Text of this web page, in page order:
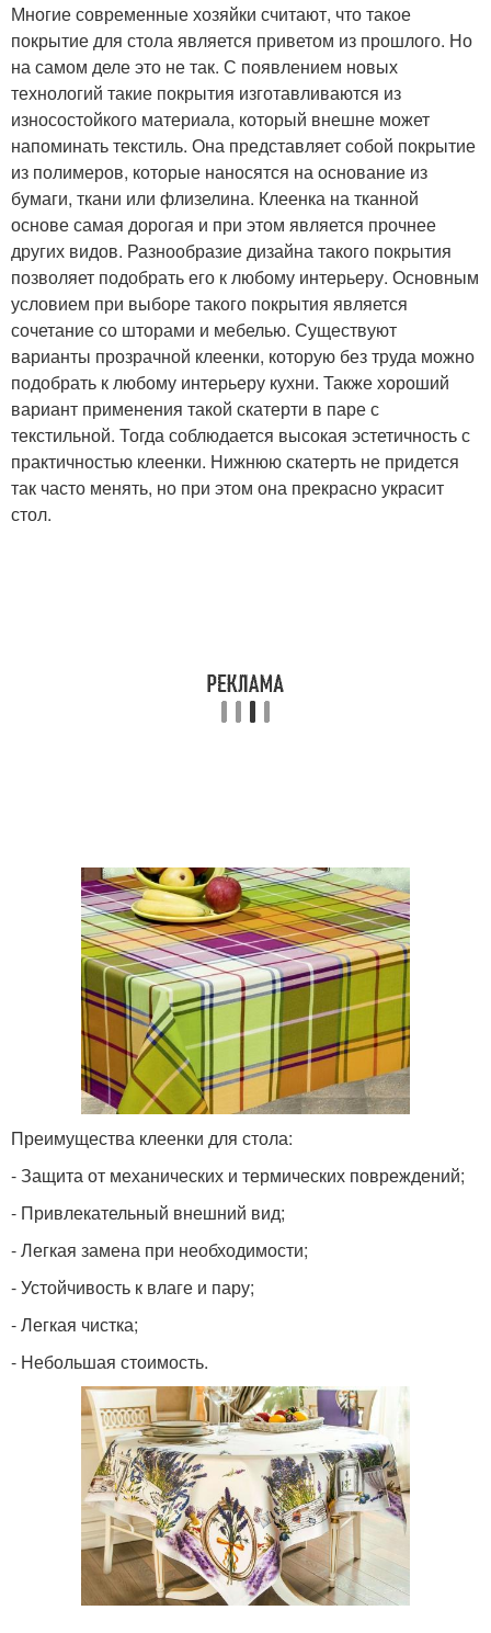
Многие современные хозяйки считают, что такое
покрытие для стола является приветом из прошлого. Но
на самом деле это не так. С появлением новых
технологий такие покрытия изготавливаются из
износостойкого материала, который внешне может
напоминать текстиль. Она представляет собой покрытие
из полимеров, которые наносятся на основание из
бумаги, ткани или флизелина. Клеенка на тканной
основе самая дорогая и при этом является прочнее
других видов. Разнообразие дизайна такого покрытия
позволяет подобрать его к любому интерьеру. Основным
условием при выборе такого покрытия является
сочетание со шторами и мебелью. Существуют
варианты прозрачной клеенки, которую без труда можно
подобрать к любому интерьеру кухни. Также хороший
вариант применения такой скатерти в паре с
текстильной. Тогда соблюдается высокая эстетичность с
практичностью клеенки. Нижнюю скатерть не придется
так часто менять, но при этом она прекрасно украсит
стол.
Преимущества клеенки для стола:
- Защита от механических и термических повреждений;
- Привлекательный внешний вид;
- Легкая замена при необходимости;
- Устойчивость к влаге и пару;
- Легкая чистка;
- Небольшая стоимость.